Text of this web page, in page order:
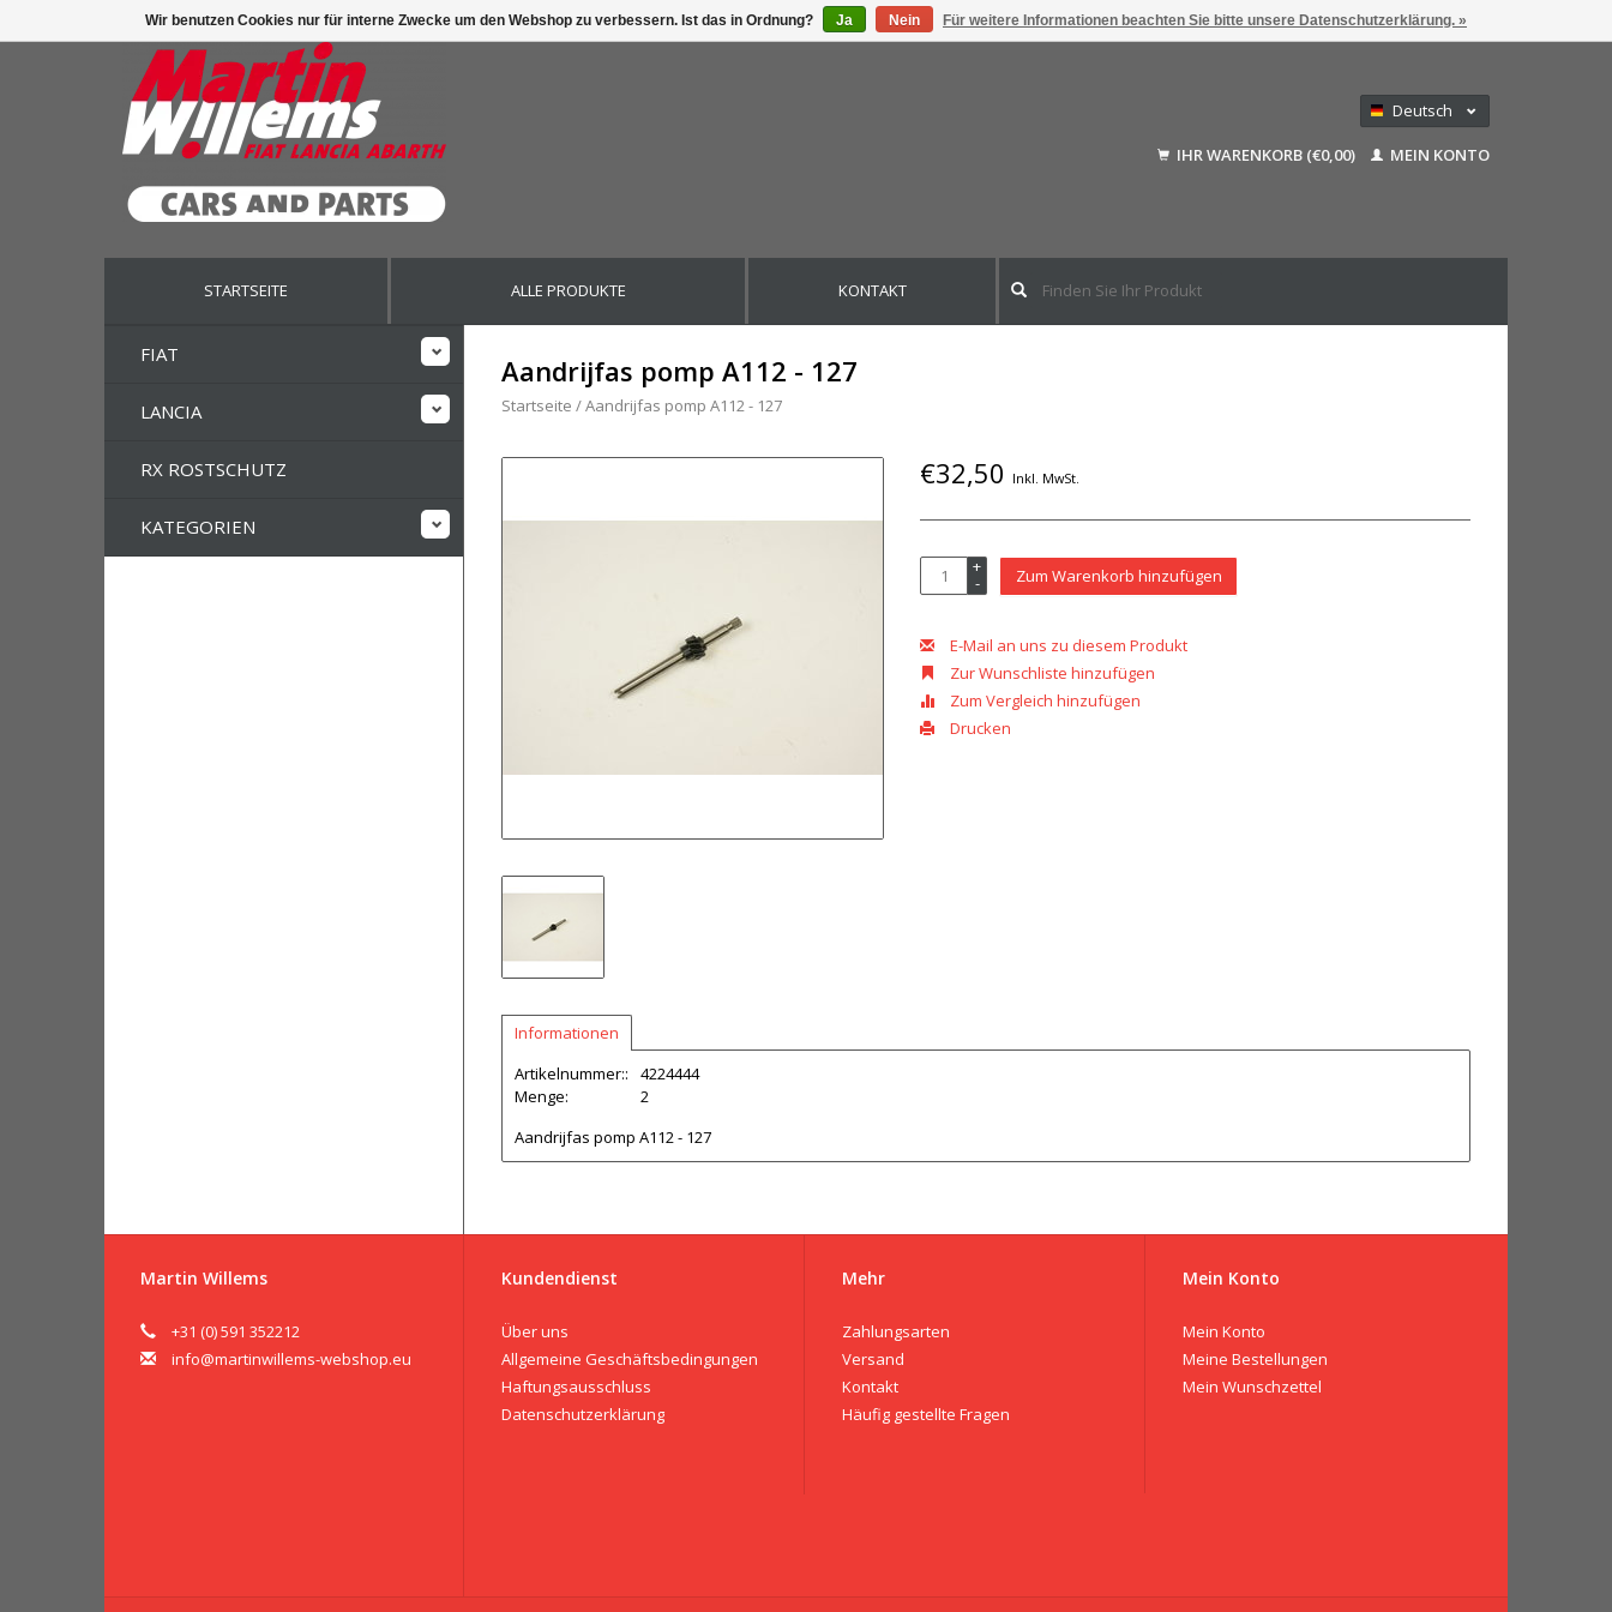
Deutsch
Français
IHR WARENKORB (€0,00) MEIN KONTO
STARTSEITE ALLE PRODUKTE KONTAKT
FIAT
LANCIA
RX ROSTSCHUTZ
KATEGORIEN
Aandrijfas pomp A112 - 127
Startseite /Aandrijfas pomp A112 - 127
€32,50 Inkl. MwSt.
+
- Zum Warenkorb hinzufügen
E-Mail an uns zu diesem Produkt
Zur Wunschliste hinzufügen
Zum Vergleich hinzufügen
Drucken
Informationen
Artikelnummer::
4224444
Menge:
2
Aandrijfas pomp A112 - 127
Martin Willems
+31 (0) 591 352212
info@martinwillems-webshop.eu
Kundendienst
Über uns
Allgemeine Geschäftsbedingungen
Haftungsausschluss
Datenschutzerklärung
Mehr
Zahlungsarten
Versand
Kontakt
Häufig gestellte Fragen
Mein Konto
Mein Konto
Meine Bestellungen
Mein Wunschzettel
Wir benutzen Cookies nur für interne Zwecke um den Webshop zu verbessern. Ist das in Ordnung? Ja Nein Für weitere Informationen beachten Sie bitte unsere Datenschutzerklärung. »